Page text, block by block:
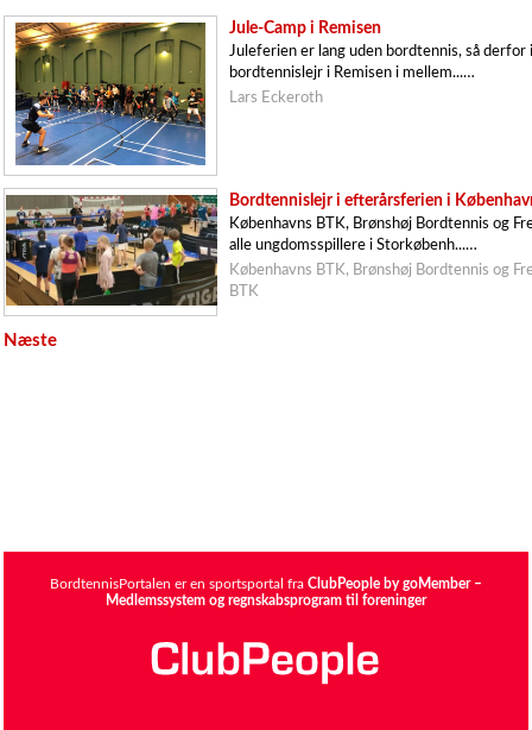
Jule-Camp i Remisen
Juleferien er lang uden bordtennis, så
bordtennislejr i Remisen i mellem...…
Lars Eckeroth
Bordtennislejr i efterårsferien i
Københavns BTK, Brønshøj Bordtennis og
alle ungdomsspillere i Storkøbenh...…
Københavns BTK, Brønshøj Bordtennis og
BTK
Næste
BordtennisPortalen er en sportsportal fra ClubPeople by goMember –
Medlemssystem og regnskabsprogram til foreninger